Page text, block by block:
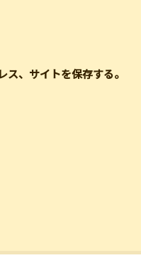
、サイトを保存する。